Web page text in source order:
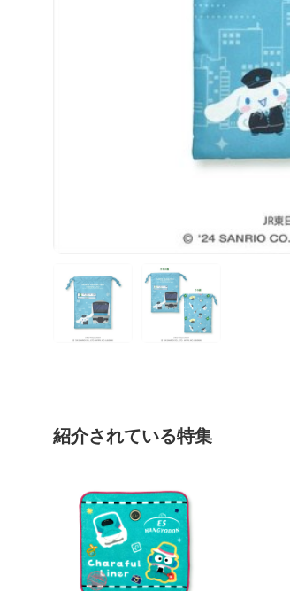
紹介されている特集